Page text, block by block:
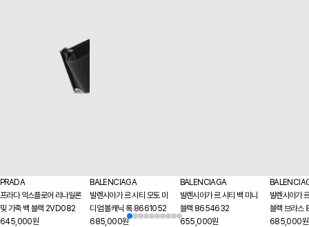
PRADA
프라다 익스플로어 리나일론
및 가죽 백 블랙 2VD082
645,000원
BALENCIAGA
발렌시아가 르 시티 모토 미
디엄 볼캐닉 록 8661052
685,000원
BALENCIAGA
발렌시아가 르 시티 백 미니
블랙 8654632
655,000원
발렌시아가
블랙 브라
685,000원